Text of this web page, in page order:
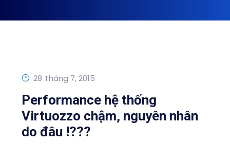
28 Tháng 7, 2015
Performance hệ thống
Virtuozzo chậm, nguyên nhân
do đâu !???